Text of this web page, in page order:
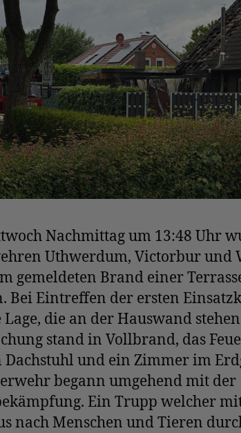
Nachmittag um 13:48 Uhr
Uthwerdum, Victorbur und
gemeldeten Brand einer
Bei Eintreffen der ersten
Lage, die an der Hauswand
stand in Vollbrand, das
und ein Zimmer im
begann umgehend mit der
Ein Trupp welcher
nach Menschen und Tieren